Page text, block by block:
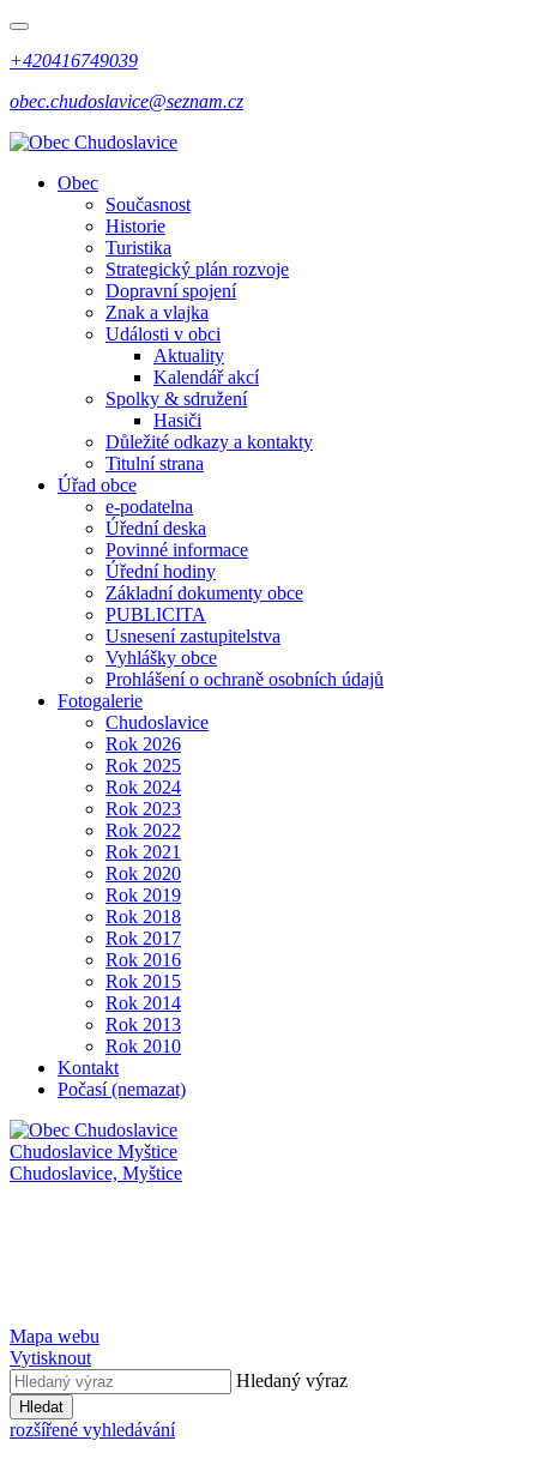
+420416749039
obec.chudoslavice@seznam.cz
Obec
Současnost
Historie
Turistika
Strategický plán rozvoje
Dopravní spojení
Znak a vlajka
Události v obci
Aktuality
Kalendář akcí
Spolky & sdružení
Hasiči
Důležité odkazy a kontakty
Titulní strana
Úřad obce
e-podatelna
Úřední deska
Povinné informace
Úřední hodiny
Základní dokumenty obce
PUBLICITA
Usnesení zastupitelstva
Vyhlášky obce
Prohlášení o ochraně osobních údajů
Fotogalerie
Chudoslavice
Rok 2026
Rok 2025
Rok 2024
Rok 2023
Rok 2022
Rok 2021
Rok 2020
Rok 2019
Rok 2018
Rok 2017
Rok 2016
Rok 2015
Rok 2014
Rok 2013
Rok 2010
Kontakt
Počasí (nemazat)
Chudoslavice Myštice
Chudoslavice, Myštice
Mapa webu
Vytisknout
Hledaný výraz
Hledat
rozšířené vyhledávání